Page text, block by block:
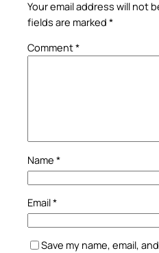
Your email address will not
fields are marked *
Comment*
Name *
Email*
Save my name, email,